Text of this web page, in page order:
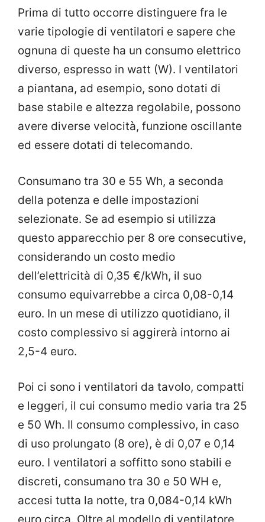
Prima di tutto occorre distinguere fra le
varie tipologie di ventilatori e sapere che
ognuna di queste ha un consumo elettrico
diverso, espresso in watt (W). I ventilatori
a piantana, ad esempio, sono dotati di
base stabile e altezza regolabile, possono
avere diverse velocità, funzione oscillante
ed essere dotati di telecomando.
Consumano tra 30 e 55 Wh, a seconda
della potenza e delle impostazioni
selezionate. Se ad esempio si utilizza
questo apparecchio per 8 ore consecutive,
considerando un costo medio
dell’elettricità di 0,35 €/kWh, il suo
consumo equivarrebbe a circa 0,08-0,14
euro. In un mese di utilizzo quotidiano, il
costo complessivo si aggirerà intorno ai
2,5-4 euro.
Poi ci sono i ventilatori da tavolo, compatti
e leggeri, il cui consumo medio varia tra 25
e 50 Wh. Il consumo complessivo, in caso
di uso prolungato (8 ore), è di 0,07 e 0,14
euro. I ventilatori a soffitto sono stabili e
discreti, consumano tra 30 e 50 WH e,
accesi tutta la notte, tra 0,084-0,14 kWh